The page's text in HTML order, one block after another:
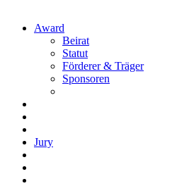
Award
Beirat
Statut
Förderer & Träger
Sponsoren
Jury